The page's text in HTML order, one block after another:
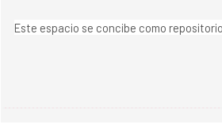
Este espacio se concibe como